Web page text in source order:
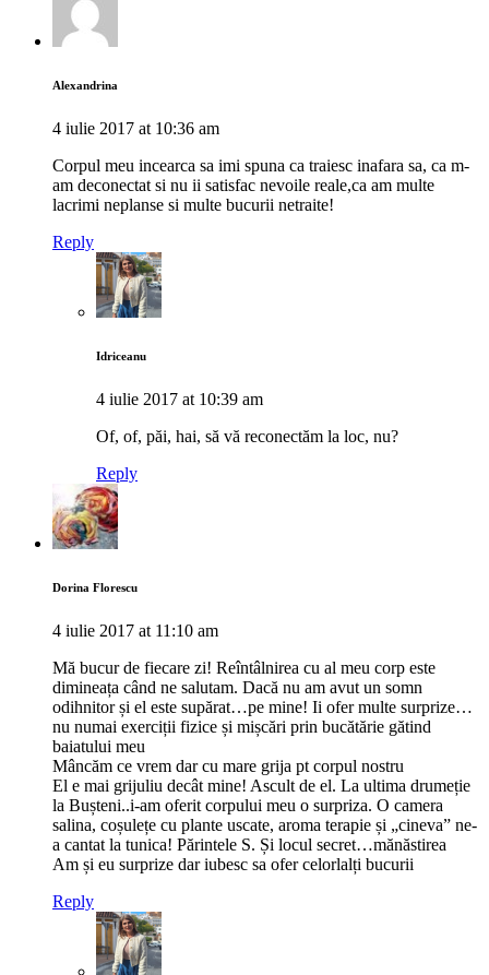
Alexandrina
4 iulie 2017 at 10:36 am
Corpul meu incearca sa imi spuna ca traiesc inafara sa, ca m-
am deconectat si nu ii satisfac nevoile reale,ca am multe
lacrimi neplanse si multe bucurii netraite!
Reply
Idriceanu
4 iulie 2017 at 10:39 am
Of, of, păi, hai, să vă reconectăm la loc, nu?
Reply
Dorina Florescu
4 iulie 2017 at 11:10 am
Mă bucur de fiecare zi! Reîntâlnirea cu al meu corp este
dimineața când ne salutam. Dacă nu am avut un somn
odihnitor și el este supărat…pe mine! Ii ofer multe surprize…
nu numai exerciții fizice și mișcări prin bucătărie gătind
baiatului meu
Mâncăm ce vrem dar cu mare grija pt corpul nostru
El e mai grijuliu decât mine! Ascult de el. La ultima drumeție
la Bușteni..i-am oferit corpului meu o surpriza. O camera
salina, coșulețe cu plante uscate, aroma terapie și „cineva” ne-
a cantat la tunica! Părintele S. Și locul secret…mănăstirea
Am și eu surprize dar iubesc sa ofer celorlalți bucurii
Reply